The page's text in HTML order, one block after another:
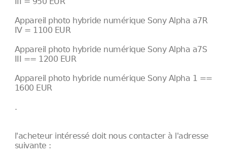
Appareil photo hybride numérique Sony Alpha a7R
IV = 1100 EUR
Appareil photo hybride numérique Sony Alpha a7S
III == 1200 EUR
Appareil photo hybride numérique Sony Alpha 1 ==
1600 EUR
.
l'acheteur intéressé doit nous contacter à l'adresse
suivante :